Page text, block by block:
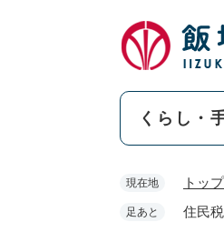
くらし・
現在地 トッ
足あと 住民